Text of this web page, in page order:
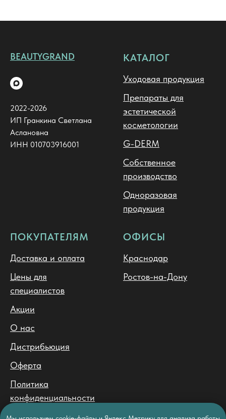
BEAUTYGRAND
2022-2026
ИП Гранкина Светлана
Аслановна
ИНН 010703916001
КАТАЛОГ
Уходовая продукция
Препараты для
эстетической
косметологии
G-DERM
Собственное
производство
Одноразовая
продукция
ПОКУПАТЕЛЯМ
Доставка и оплата
Цены для
специалистов
Акции
О нас
Дистрибьюция
Оферта
Политика
конфиденциальности
Политика обработки
ОФИСЫ
Краснодар
Ростов-на-Дону